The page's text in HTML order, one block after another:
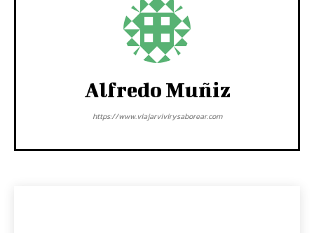
Alfredo Muñiz
https://www.viajarvivirysaborear.com